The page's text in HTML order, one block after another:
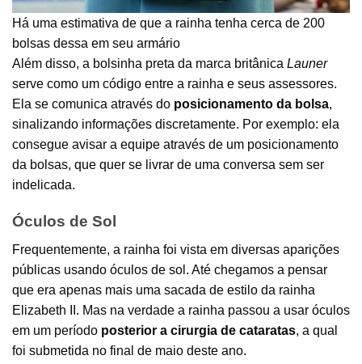
Há uma estimativa de que a rainha tenha cerca de 200
bolsas dessa em seu armário
Além disso, a bolsinha preta da marca britânica Launer
serve como um código entre a rainha e seus assessores.
Ela se comunica através do posicionamento da bolsa,
sinalizando informações discretamente. Por exemplo: ela
consegue avisar a equipe através de um posicionamento
da bolsas, que quer se livrar de uma conversa sem ser
indelicada.
Óculos de Sol
Frequentemente, a rainha foi vista em diversas aparições
públicas usando óculos de sol. Até chegamos a pensar
que era apenas mais uma sacada de estilo da rainha
Elizabeth II. Mas na verdade a rainha passou a usar óculos
em um período posterior a cirurgia de cataratas, a qual
foi submetida no final de maio deste ano.